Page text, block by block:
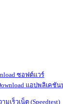
ซอฟต์แวร์
แอปพลิเคชั
มเร็วเน็ต (Speedtest)